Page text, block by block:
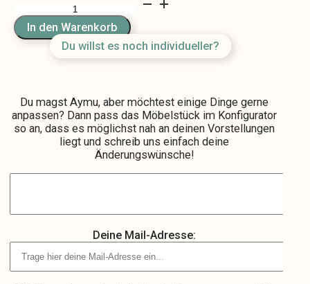
Menge
In den Warenkorb
Du willst es noch individueller?
Du magst Aymu, aber möchtest einige Dinge gerne
anpassen? Dann pass das Möbelstück im Konfigurator
so an, dass es möglichst nah an deinen Vorstellungen
liegt und schreib uns einfach deine
Änderungswünsche!
Deine Mail-Adresse: